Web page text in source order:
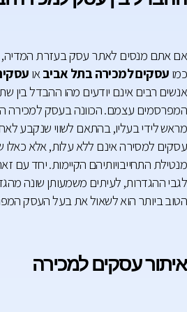
אם אתם מנסים לאתר עסק בעזרת המדיה,
כמו עסקים למכירה בתל אביבאו
אנשים רבים אינם יודעים מהו ההבדל בין
המפרסמים עצמם. הכוונה בעסק למכירה
מראש לידי בעליו, בהתאם לשווי שנקבע
עסקים למסירה אינם ללא עלות, אלא
מנטילת התחייבויותיהם הקיימות. יחד עם
לגבי ההגדרות, לעיתים משמעותן שונה
הטוב ביותר הוא לשאול את בעל העסק
איתור עסקים למכירה